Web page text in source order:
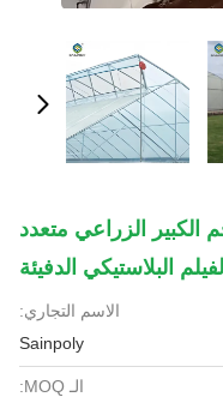
الكبير الزراعي متعدد
البلاستيكي الدفيئة
الاسم التجاري:
Sainpoly
الـ MOQ: